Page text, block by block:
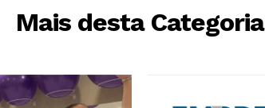
Mais desta Categoria